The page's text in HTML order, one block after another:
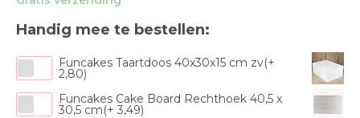
Handig mee te bestellen:
Funcakes Taartdoos 40x30x15 cm zv(+
2,80)
Funcakes Cake Board Rechthoek 40,5 x
30,5 cm(+ 3,49)